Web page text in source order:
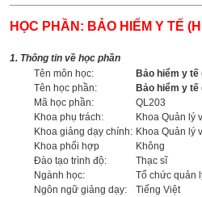
HỌC PHẦN: BẢO HIỂM Y TẾ
1. Thông tin về học phần
Tên môn học:
Bảo hiểm y tế
Tên học phần:
Bảo hiểm y tế
Mã học phần:
QL203
Khoa phụ trách:
Khoa Quản lý
Khoa giảng dạy chính: Khoa Quản lý
Khoa phối hợp
Không
Đào tạo trình độ:
Thạc sĩ
Ngành học:
Tổ chức quản
Ngôn ngữ giảng dạy:
Tiếng Việt